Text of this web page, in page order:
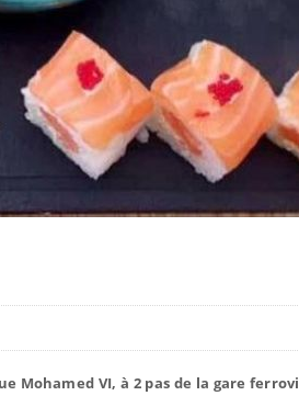
Mohamed VI, à 2 pas de la gare